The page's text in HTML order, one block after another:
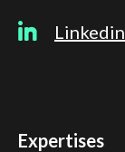
Linkedin
Expertises